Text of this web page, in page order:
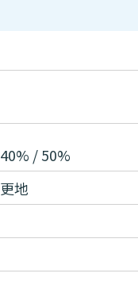
40% / 50%
更地